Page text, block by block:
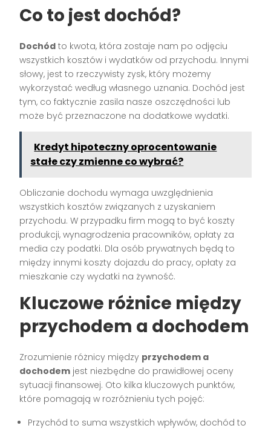
Co to jest dochód?
Dochód to kwota, która zostaje nam po odjęciu
wszystkich kosztów i wydatków od przychodu. Innymi
słowy, jest to rzeczywisty zysk, który możemy
wykorzystać według własnego uznania. Dochód jest
tym, co faktycznie zasila nasze oszczędności lub
może być przeznaczone na dodatkowe wydatki.
Kredyt hipoteczny oprocentowanie
stałe czy zmienne co wybrać?
Obliczanie dochodu wymaga uwzględnienia
wszystkich kosztów związanych z uzyskaniem
przychodu. W przypadku firm mogą to być koszty
produkcji, wynagrodzenia pracowników, opłaty za
media czy podatki. Dla osób prywatnych będą to
między innymi koszty dojazdu do pracy, opłaty za
mieszkanie czy wydatki na żywność.
Kluczowe różnice między
przychodem a dochodem
Zrozumienie różnicy między przychodem a
dochodem jest niezbędne do prawidłowej oceny
sytuacji finansowej. Oto kilka kluczowych punktów,
które pomagają w rozróżnieniu tych pojęć:
Przychód to suma wszystkich wpływów, dochód to